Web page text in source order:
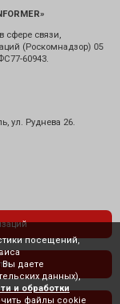
сфере связи,
(Роскомнадзор) 05
60943.
ул. Руднева 26.
посещений,
Вы даете
данных),
и обработки
файлы cookie